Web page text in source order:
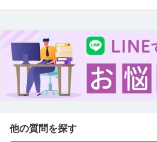
他の質問を探す